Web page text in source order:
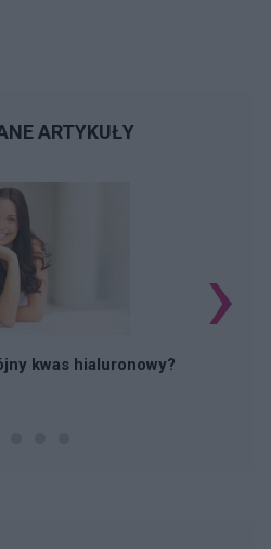
ARTYKUŁY
kwas hialuronowy?
›